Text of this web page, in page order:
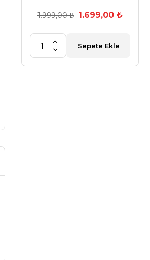
1.999,00 ₺ 1.699,00 ₺
Sepete Ekle